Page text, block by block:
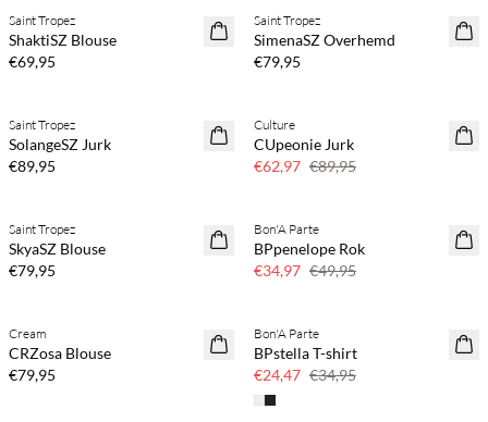
NEWS
Saint Tropez
ShaktiSZ Blouse
€69,95
NEWS
Saint Tropez
SimenaSZ Overhemd
€79,95
NEWS
Saint Tropez
SolangeSZ Jurk
€89,95
SAVE20
30% korting
Culture
CUpeonie Jurk
€62,97 €89,95
NEWS
Saint Tropez
SkyaSZ Blouse
€79,95
SAVE20
30% korting
Bon'A Parte
BPpenelope Rok
€34,97 €49,95
NEWS
Cream
CRZosa Blouse
€79,95
SAVE20
Bon'A Parte
BPstella T-shirt
€24,47 €34,95
Koop min. 2 & bespaar 20%